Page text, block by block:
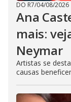
DO R7/04/08/2026
Ana
mais:
Neymar
Artistas se
causas